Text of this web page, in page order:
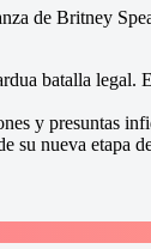
de Britney
batalla legal.
y presuntas
su nueva etapa